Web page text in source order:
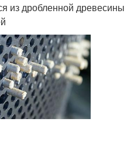
из дробленной древесины